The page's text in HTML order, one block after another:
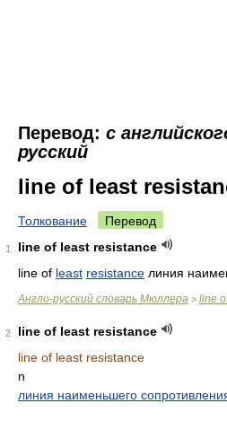
Перевод: с
русский
line of least
Толкование Перевод
1
line of least resistance
line of least resistance линия
Англо-русский словарь Мюллера > line
2
line of least resistance
line of least resistance
n
линия наименьшего